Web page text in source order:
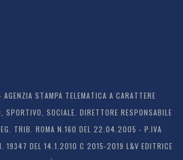
AGENZIA STAMPA TELEMATICA A CARATTERE
SPORTIVO, SOCIALE. DIRETTORE RESPONSABILE
TRIB. ROMA N.160 DEL 22.04.2005 - P.IVA
DEL 14.1.2010 C 2015-2019 L&V EDITRICE